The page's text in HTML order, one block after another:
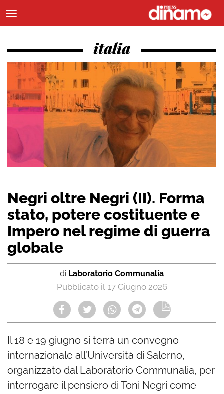
italia
Negri oltre Negri (II). Forma
stato, potere costituente e
Impero nel regime di guerra
globale
di Laboratorio Communalia
17 Giugno 2026
Il 18 e 19 giugno si terrà un convegno
internazionale all’Università di Salerno,
organizzato dal Laboratorio Communalia, per
interrogare il pensiero di Toni Negri come